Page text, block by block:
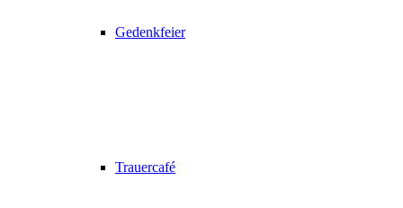
Gedenkfeier
Trauercafé